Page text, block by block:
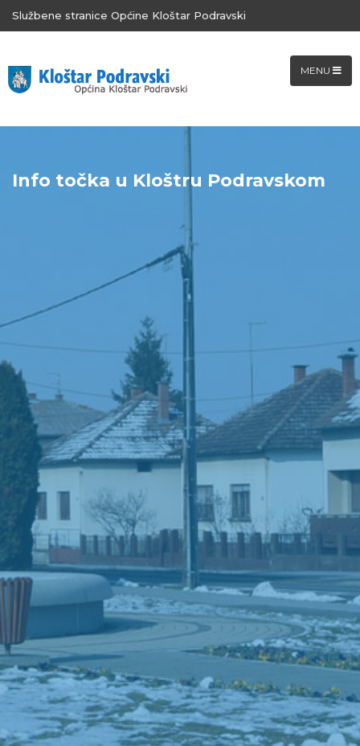
Službene stranice Općine Kloštar Podravski
MENU
Info točka u Kloštru Podravskom